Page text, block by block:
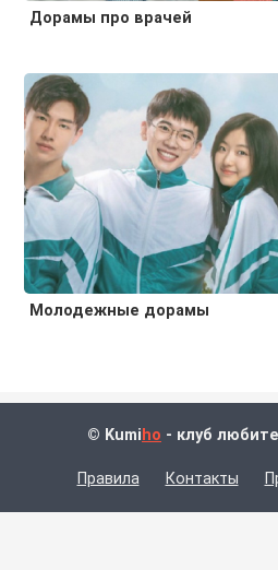
Дорамы про врачей
Молодежные дорамы
© Kumi ho - клуб
Правила Контакты